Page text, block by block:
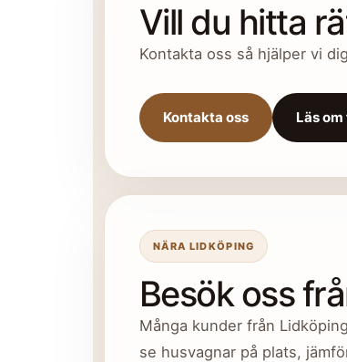
Vill du hitta
Kontakta oss så hjälper vi
Kontakta oss Läs
NÄRA LIDKÖPING
Besök oss
Många kunder från
se husvagnar på plats,